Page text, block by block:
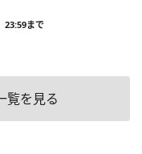
23:59まで
覧を見る